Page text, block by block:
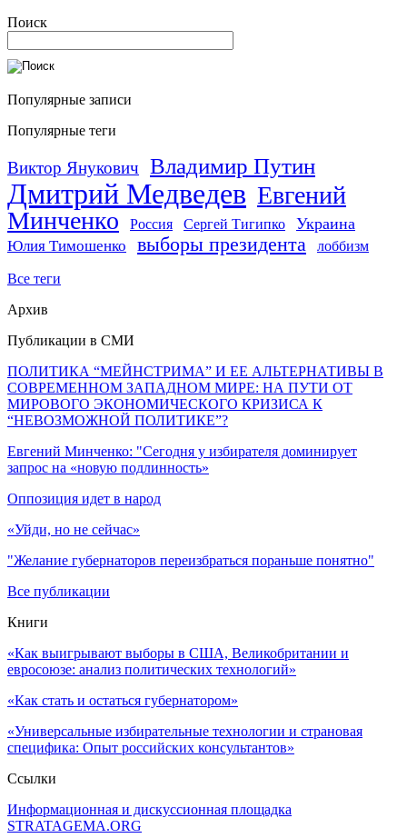
Поиск
Популярные записи
Популярные теги
Виктор Янукович Владимир Путин
Дмитрий Медведев Евгений
Минченко
Россия Сергей Тигипко Украина
Юлия Тимошенко выборы президента лоббизм
Все теги
Архив
Публикации в СМИ
ПОЛИТИКА “МЕЙНСТРИМА” И ЕЕ АЛЬТЕРНАТИВЫ В
СОВРЕМЕННОМ ЗАПАДНОМ МИРЕ: НА ПУТИ ОТ
МИРОВОГО ЭКОНОМИЧЕСКОГО КРИЗИСА К
“НЕВОЗМОЖНОЙ ПОЛИТИКЕ”?
Евгений Минченко: "Сегодня у избирателя доминирует
запрос на «новую подлинность»
Оппозиция идет в народ
«Уйди, но не сейчас»
"Желание губернаторов переизбраться пораньше понятно"
Все публикации
Книги
«Как выигрывают выборы в США, Великобритании и
евросоюзе: анализ политических технологий»
«Как стать и остаться губернатором»
«Универсальные избирательные технологии и страновая
специфика: Опыт российских консультантов»
Ссылки
Информационная и дискуссионная площадка
STRATAGEMA.ORG